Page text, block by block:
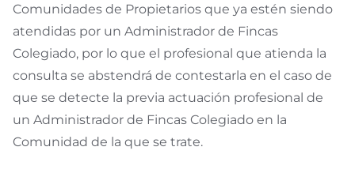
Comunidades de Propietarios que ya estén siendo
atendidas por un Administrador de Fincas
Colegiado, por lo que el profesional que atienda la
consulta se abstendrá de contestarla en el caso de
que se detecte la previa actuación profesional de
un Administrador de Fincas Colegiado en la
Comunidad de la que se trate.